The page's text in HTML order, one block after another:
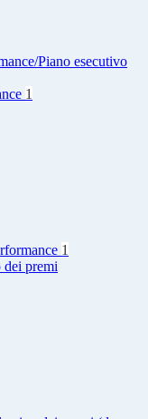
Piano esecutivo
1
1
dei premi